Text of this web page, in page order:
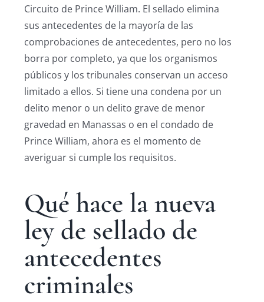
Circuito de Prince William. El sellado elimina
sus antecedentes de la mayoría de las
comprobaciones de antecedentes, pero no los
borra por completo, ya que los organismos
públicos y los tribunales conservan un acceso
limitado a ellos. Si tiene una condena por un
delito menor o un delito grave de menor
gravedad en Manassas o en el condado de
Prince William, ahora es el momento de
averiguar si cumple los requisitos.
Qué hace la nueva
ley de sellado de
antecedentes
criminales